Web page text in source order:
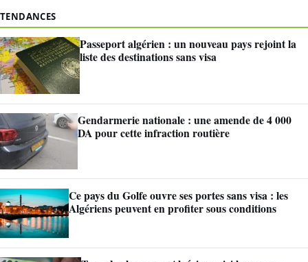
TENDANCES
Passeport algérien : un nouveau pays rejoint la
liste des destinations sans visa
Gendarmerie nationale : une amende de 4 000
DA pour cette infraction routière
Ce pays du Golfe ouvre ses portes sans visa : les
Algériens peuvent en profiter sous conditions